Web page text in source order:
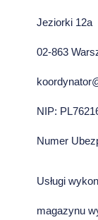
Jeziorki 12a
02-863
NIP:
Numer
Usługi
magazynu